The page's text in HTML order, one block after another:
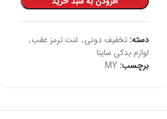
دسته: تخفیف دونی, لنت ترمز عقب,
لوازم یدکی ساینا
برچسب: MY